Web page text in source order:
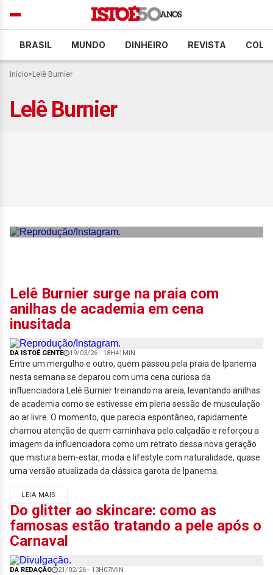
BRASIL MUNDO DINHEIRO REVISTA
Início> Lelê Burnier
Lelê Burnier
Lelê Burnier surge na praia com
anilhas de academia em cena
inusitada
DA ISTOÉ GENTE 19/03/26 - 18H41MIN
Entre um mergulho e outro, quem passou pela praia de Ipanema
nesta semana se deparou com uma cena curiosa da
influenciadora Lelê Burnier treinando na areia, levantando anilhas
de academia como se estivesse em plena sessão de musculação
ao ar livre. O momento, que parecia espontâneo, rapidamente
chamou atenção de quem caminhava pelo calçadão e reforçou a
imagem da influenciadora como um retrato dessa nova geração
que mistura bem-estar, moda e lifestyle com naturalidade, quase
uma versão atualizada da clássica garota de Ipanema.
LEIA MAIS
Do glitter ao skincare: como as
famosas estão tratando a pele após o
Carnaval
DA REDAÇÃO 21/02/26 - 13H07MIN